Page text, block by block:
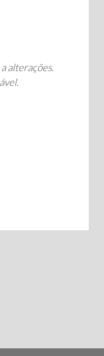
alterações.